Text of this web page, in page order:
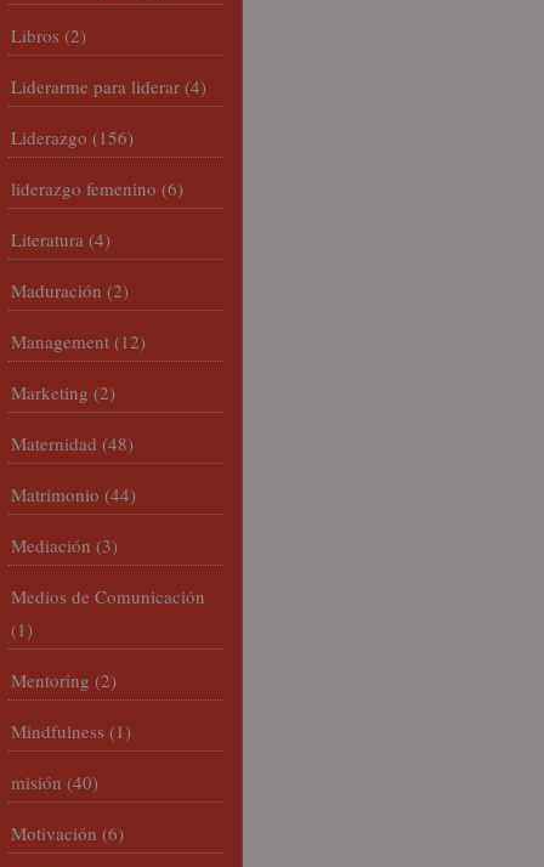
Libros (2)
Liderarme para liderar (4)
Liderazgo (156)
liderazgo femenino (6)
Literatura (4)
Maduración (2)
Management (12)
Marketing (2)
Maternidad (48)
Matrimonio (44)
Mediación (3)
Medios de Comunicación
(1)
Mentoring (2)
Mindfulness (1)
misión (40)
Motivación (6)